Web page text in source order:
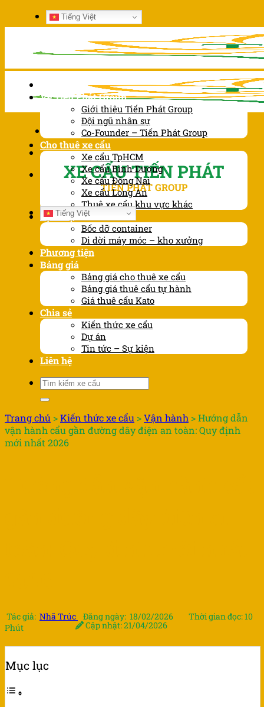
Chuyển
đến
Tiếng Việt
XE CẨU TIẾN PHÁT
TIẾN PHÁT GROUP
Tiếng Việt
Về Tiến Phát Group
Giới thiệu Tiến Phát Group
Đội ngũ nhân sự
Co-Founder – Tiến Phát Group
Cho thuê xe cẩu
Xe cẩu TpHCM
Xe cẩu Bình Dương
Xe cẩu Đồng Nai
Xe cẩu Long An
Thuê xe cẩu khu vực khác
Dịch vụ
Bốc dỡ container
Di dời máy móc – kho xưởng
Phương tiện
Bảng giá
Bảng giá cho thuê xe cẩu
Bảng giá thuê cẩu tự hành
Giá thuê cẩu Kato
Chia sẻ
Kiến thức xe cẩu
Dự án
Tin tức – Sự kiện
Liên hệ
Tìm
Trang chủ >Kiến thức xe cẩu >Vận hành >Hướng dẫn
vận hành cẩu gần đường dây điện an toàn: Quy định
mới nhất 2026
Tác giả: Nhã Trúc Đăng ngày: 18/02/2026
Thời gian đọc: 10
Phút
Cập nhật: 21/04/2026
Mục lục